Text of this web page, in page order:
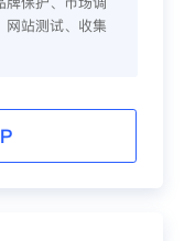
网站测试、收集